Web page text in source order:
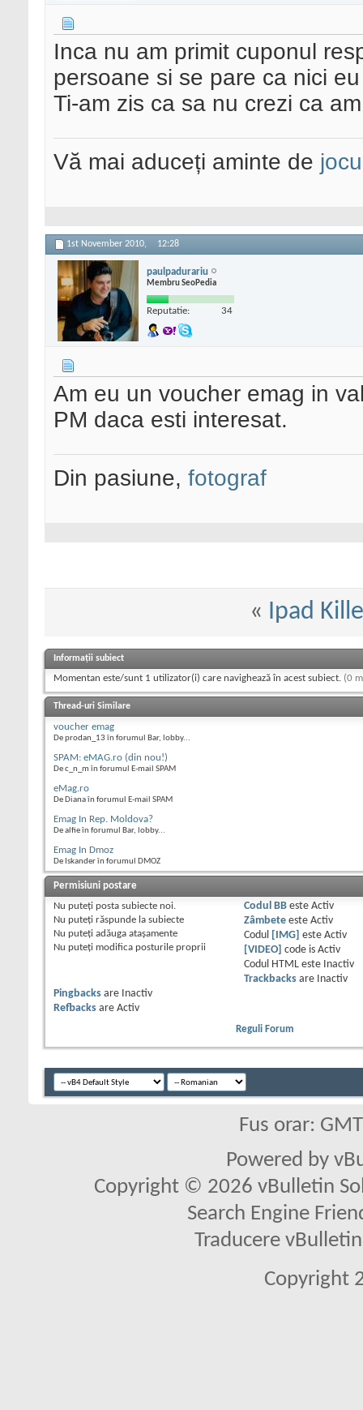
Inca nu am primit cuponul
persoane si se pare ca nici
Ti-am zis ca sa nu crezi ca
Vă mai aduceți aminte de
1st November 2010, 12:28
paulpadurariu
Membru SeoPedia
Reputatie: 34
Am eu un voucher emag in
PM daca esti interesat.
Din pasiune, fotograf
« Ipad
Informații subiect
Momentan este/sunt 1 utilizator(i) care navighează în acest subiect. (0
Thread-uri Similare
voucher emag
De prodan_13 în forumul Bar, lobby...
SPAM: eMAG.ro (din nou!)
De c_n_m în forumul E-mail SPAM
eMag.ro
De Diana în forumul E-mail SPAM
Emag In Rep. Moldova?
De alfie în forumul Bar, lobby...
Emag In Dmoz
De Iskander în forumul DMOZ
Permisiuni postare
Nu puteţi posta subiecte noi.
Nu puteţi răspunde la subiecte
Nu puteţi adăuga ataşamente
Nu puteţi modifica posturile proprii
Codul BBeste Activ
Zâmbeteeste Activ
Codul
[IMG] este Activ
[VIDEO]
code is Activ
Codul HTML este
Inactiv
Trackbacksare
Inactiv
Pingbacks are
Inactiv
Refbacks are Activ
Reguli Forum
Fus orar:
Powered by
Copyright © 2026 vBulletin
Search Engine
Traducere
Copyright